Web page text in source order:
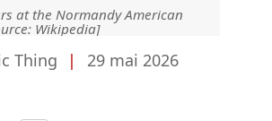
at the Normandy American
Wikipedia]
Thing | 29 mai 2026